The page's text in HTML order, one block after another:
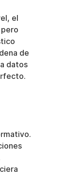
el
de
datos